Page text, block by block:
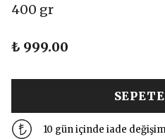
400 gr
₺ 999.00
10 gün içinde iade